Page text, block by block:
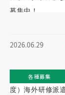
2026.06.29
各種募集